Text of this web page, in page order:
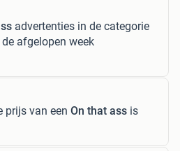
advertenties in de categorie
afgelopen week
prijs van een On that ass is